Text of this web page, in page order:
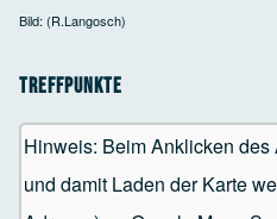
Bild: (R.Langosch)
Treffpunkte
Hinweis: Beim Anklicken
und damit Laden der Karte